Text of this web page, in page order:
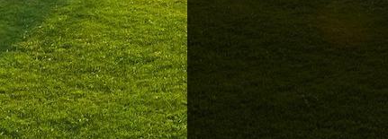
Postări servicii
Fotografie de produs